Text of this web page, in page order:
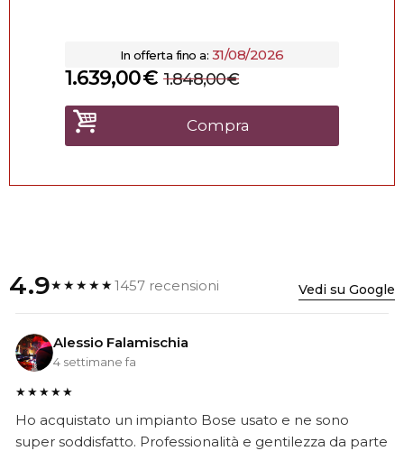
In offerta fino a: 31/08/2026
€
1.639,00 €
1.848,00
Compra
4.9★★★★★1457 recensioni Vedi su Google
Alessio Falamischia
4 settimane fa
★★★★★
Ho acquistato un impianto Bose usato e ne sono
super soddisfatto. Professionalità e gentilezza da parte